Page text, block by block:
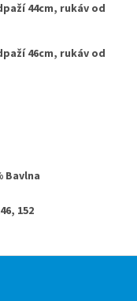
44cm, rukáv od
46cm, rukáv od
Bavlna
152